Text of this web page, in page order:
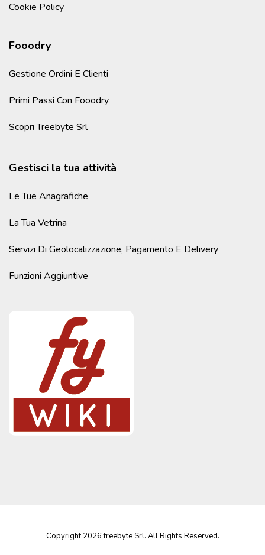
Cookie Policy
Fooodry
Gestione Ordini E Clienti
Primi Passi Con Fooodry
Scopri Treebyte Srl
Gestisci la tua attività
Le Tue Anagrafiche
La Tua Vetrina
Servizi Di Geolocalizzazione, Pagamento E Delivery
Funzioni Aggiuntive
Copyright 2026 treebyte Srl. All Rights Reserved.